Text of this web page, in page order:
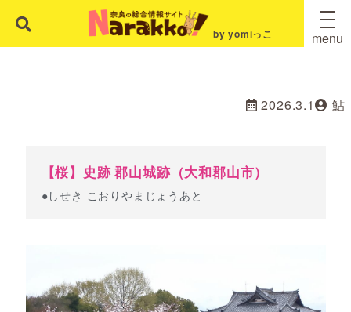
by yomiっこ menu
2026.3.1 鮎
【桜】史跡 郡山城跡（大和郡山市）
●しせき こおりやまじょうあと